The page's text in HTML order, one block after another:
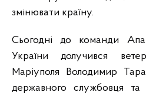
змінювати країну.
Сьогодні до команди
України долучився
Маріуполя Володимир
державного службовця